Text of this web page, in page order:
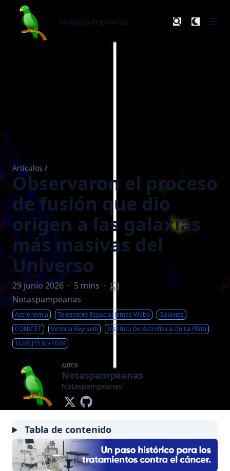
Notaspampeanas
Notaspampeanas
Artículos /
Observaron el proceso
de fusión que dio
origen a las galaxias
más masivas del
Universo
29 junio 2026 · 5 mins ·
Notaspampeanas
Astronomía Telescopio Espacial James Webb
Galaxias
CONICET
Victoria Reynaldi
Instituto De Astrofísica De La Plata
TGSS J1530+1049
AUTOR
Notaspampeanas
Notaspampeanas
Tabla de contenido